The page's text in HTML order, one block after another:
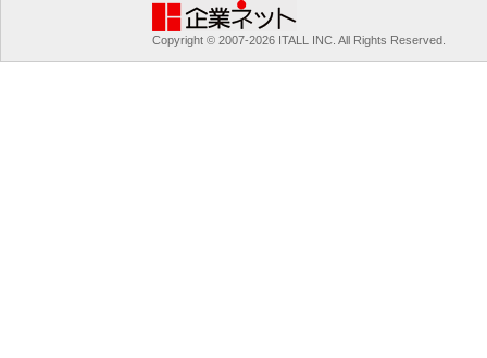
Copyright © 2007-2026 ITALL INC. All Rights Reserved.